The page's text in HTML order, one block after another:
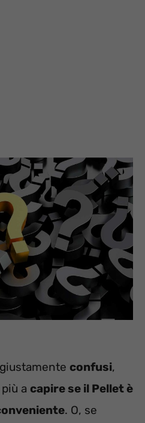
confusi,
a capire se il Pellet è
. O, se